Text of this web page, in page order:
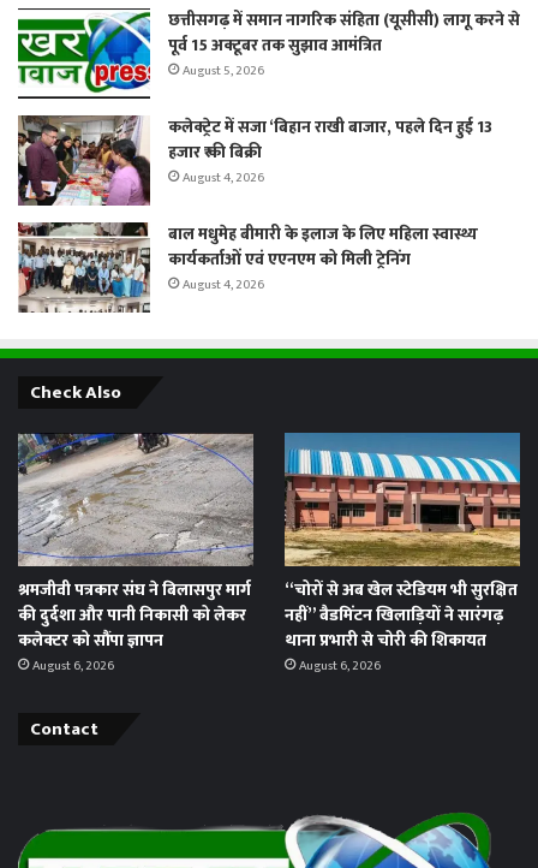
छत्तीसगढ़ में समान नागरिक संहिता (यूसीसी) लागू करने से
पूर्व 15 अक्टूबर तक सुझाव आमंत्रित
August 5, 2026
कलेक्ट्रेट में सजा ‘बिहान राखी बाजार, पहले दिन हुई 13
हजार ₹ की बिक्री
August 4, 2026
बाल मधुमेह बीमारी के इलाज के लिए महिला स्वास्थ्य
कार्यकर्ताओं एवं एएनएम को मिली ट्रेनिंग
August 4, 2026
Check Also
श्रमजीवी पत्रकार संघ ने बिलासपुर मार्ग
की दुर्दशा और पानी निकासी को लेकर
कलेक्टर को सौंपा ज्ञापन
August 6, 2026
“चोरों से अब खेल स्टेडियम भी सुरक्षित
नहीं” बैडमिंटन खिलाड़ियों ने सारंगढ़
थाना प्रभारी से चोरी की शिकायत
August 6, 2026
Contact